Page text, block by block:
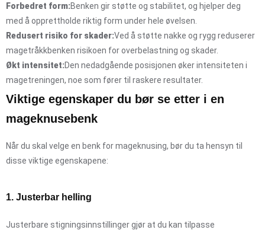
Forbedret form:Benken gir støtte og stabilitet, og hjelper deg
med å opprettholde riktig form under hele øvelsen.
Redusert risiko for skader:Ved å støtte nakke og rygg reduserer
magetråkkbenken risikoen for overbelastning og skader.
Økt intensitet:Den nedadgående posisjonen øker intensiteten i
magetreningen, noe som fører til raskere resultater.
Viktige egenskaper du bør se etter i en
mageknusebenk
Når du skal velge en benk for mageknusing, bør du ta hensyn til
disse viktige egenskapene:
1. Justerbar helling
Justerbare stigningsinnstillinger gjør at du kan tilpasse